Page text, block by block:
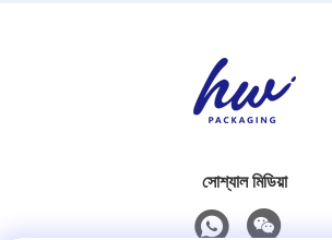
সোশ্যাল মিডিয়া